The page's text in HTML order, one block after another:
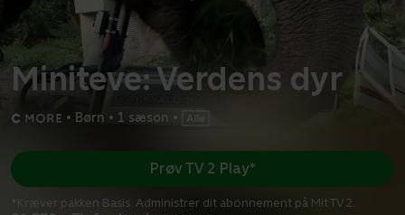
Miniteve: Verdens dyr
• Børn • 1 sæson •
Prøv TV 2 Play*
*Kræver pakken Basis. Administrer dit abonnement på Mit TV 2.